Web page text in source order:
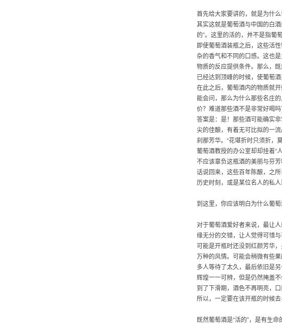
首先给大家要讲的，就是为什
其实这就是葡萄酒与中国的白
的”。这里的活的，并不是指葡
即使葡萄酒装瓶之后，这些活
杂的香气和不同的口感。这也
物质的反应提供条件。那么，
已经达到顶峰的时候，使葡萄
在此之后，葡萄酒内的物质就
能会问，那么为什么那些名庄
价？难道那些酒不是非常好喝吗
答案是：是！那些酒可能确实
尖的佳酿，有着无可比拟的一
刹那芳华。“花堪折时只须折，
葡萄酒教授的办公室却却挂着“
不应该辜负这瓶酒的美丽与芬芳
话说回来，这些百年陈酿，之
历史时刻，或是某位名人的私
到这里，你应该明白为什么
对于葡萄酒爱好者来说，最让
缘无分的交错，让人觉得可惜与
可能是开瓶时还没到红颜芳华
万种的风情。可能会稍微有些
多人等待了太久，最后依旧是
辉煌一一可辨，但是仍然掩盖
到了下滑期，酒色不再明亮，口
所以，一定要在该开瓶的时候去
既然葡萄酒是“活的”，是有生